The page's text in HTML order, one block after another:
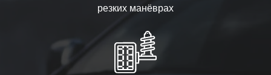
резких манёврах